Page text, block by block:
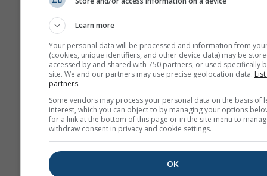
Auswirkungen auf die
Gesundheit haben kann.
NO₂ kann
gegenüber
reduzieren
NO₂ kann Probleme wie
Bronchitis verursachen
Learn more
Your personal data will be processed and information from
(cookies, unique identifiers, and other device data) may be
accessed by and shared with 750 partners, or used specifically
site. We and our partners may use precise geolocation data.
partners.
Some vendors may process your personal data on the basis of
interest, which you can object to by managing your options
for a link at the bottom of this page or in the site menu to
withdraw consent in privacy and cookie settings.
OK